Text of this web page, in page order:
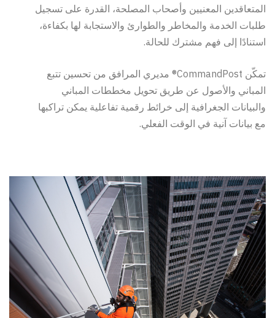
المتعاقدين المعنيين وأصحاب المصلحة، القدرة على تسجيل
طلبات الخدمة والمخاطر والطوارئ والاستجابة لها بكفاءة،
استنادًا إلى فهم مشترك للحالة.
تمكّن CommandPost® مديري المرافق من تحسين تتبع
المباني والأصول عن طريق تحويل مخططات المباني
والبيانات الجغرافية إلى خرائط رقمية تفاعلية يمكن تراكبها
مع بيانات آنية في الوقت الفعلي.